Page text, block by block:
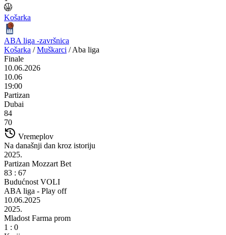
Košarka
ABA liga -završnica
Košarka / Muškarci / Aba liga
Finale
10.06.2026
10.06
19:00
Partizan
Dubai
84
70
Vremeplov
Na današnji dan kroz istoriju
2025.
Partizan Mozzart Bet
83 : 67
Budućnost VOLI
ABA liga - Play off
10.06.2025
2025.
Mladost Farma prom
1 : 0